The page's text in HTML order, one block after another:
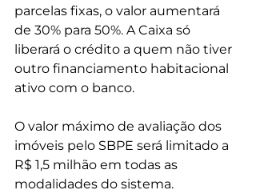
parcelas fixas, o valor aumentará
de 30% para 50%. A Caixa só
liberará o crédito a quem não tiver
outro financiamento habitacional
ativo com o banco.
O valor máximo de avaliação dos
imóveis pelo SBPE será limitado a
R$ 1,5 milhão em todas as
modalidades do sistema.